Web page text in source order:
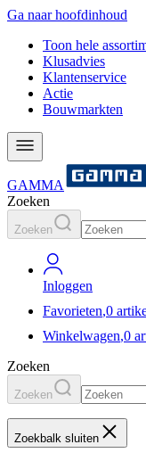
Ga naar hoofdinhoud
Toon hele
Klusadvies
Klantenservice
Actie
Bouwmarkten
GAMMA
Zoeken
Zoeken
Inloggen
Favorieten,0
Winkelwagen,0
Zoeken
Zoeken
Zoekbalk sluiten